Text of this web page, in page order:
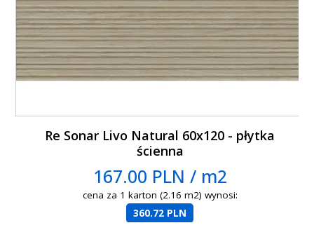
Re Sonar Livo Natural 60x120 - płytka
ścienna
167.00 PLN / m2
cena za 1 karton (2.16 m2) wynosi:
360.72 PLN